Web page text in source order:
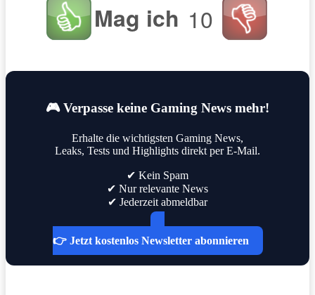
Mag ich 10
🎮 Verpasse keine Gaming News mehr!
Erhalte die wichtigsten Gaming News,
Leaks, Tests und Highlights direkt per E-Mail.
✔ Kein Spam
✔ Nur relevante News
✔ Jederzeit abmeldbar
👉 Jetzt kostenlos Newsletter abonnieren